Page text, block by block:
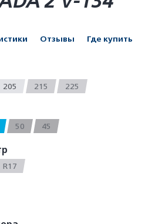
Отзывы
Где купить
205 215 225
50 45
R17